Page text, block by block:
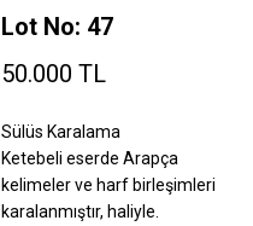
Lot No: 47
50.000 TL
Sülüs Karalama
Ketebeli eserde Arapça
kelimeler ve harf birleşimleri
karalanmıştır, haliyle.